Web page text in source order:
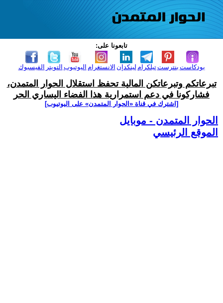
تابعونا على:
الفيسبوك التويتر اليوتيوب الانستغرام لينكدإن تيلكرامبنترست بودكاست
تبرعاتكم وتبرعاتكن المالية تحفظ استقلال الحوار المتمدن،
فشاركونا في دعم استمرارية هذا الفضاء اليساري الحر
[اشترك في قناة ‫«الحوار المتمدن» على اليوتيوب]
الحوار المتمدن - موبايل
الموقع الرئيسي